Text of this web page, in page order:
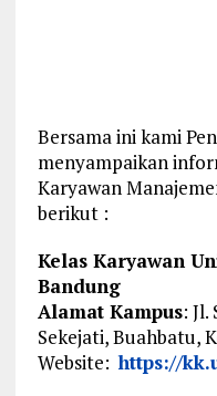
Bersama ini kami
menyampaikan
Karyawan
berikut :
Kelas Karyawan
Bandung
Alamat Kampus: Jl.
Sekejati, Buahbatu,
Website:https://